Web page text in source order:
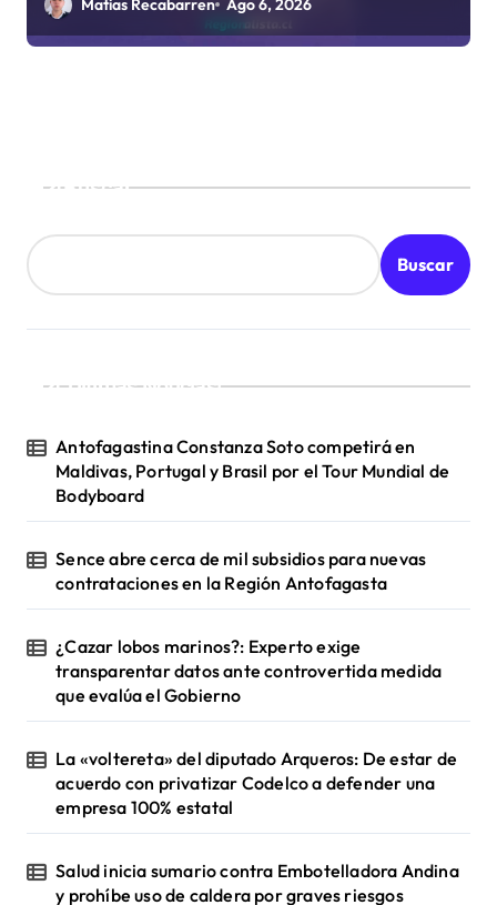
Buscar
Buscar
¡Ultimas Noticias!
Antofagastina Constanza Soto competirá en
Maldivas, Portugal y Brasil por el Tour Mundial de
Bodyboard
Sence abre cerca de mil subsidios para nuevas
contrataciones en la Región Antofagasta
¿Cazar lobos marinos?: Experto exige
transparentar datos ante controvertida medida
que evalúa el Gobierno
La «voltereta» del diputado Arqueros: De estar de
acuerdo con privatizar Codelco a defender una
empresa 100% estatal
Salud inicia sumario contra Embotelladora Andina
y prohíbe uso de caldera por graves riesgos